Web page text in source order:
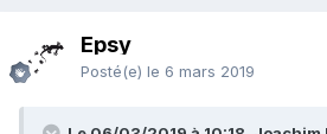
Epsy
Posté(e) le 6 mars 2019